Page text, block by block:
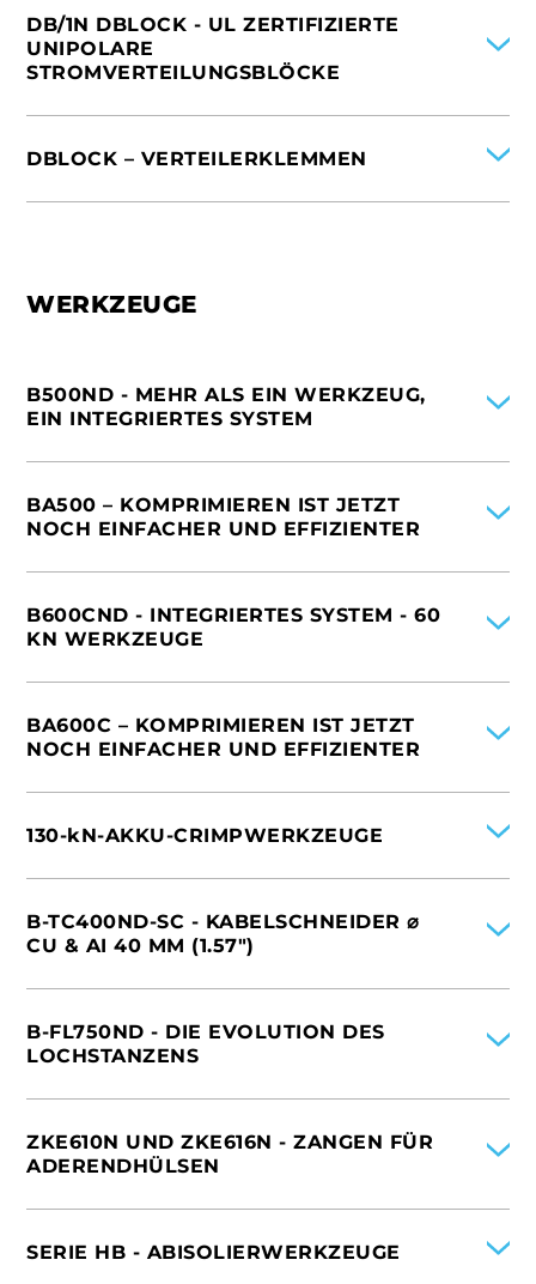
ITALIEN
SPANIEN
DEUTSCHLAND
FRANKREICH
CHINA
DB/1N DBLOCK - UL ZERTIFIZIERTE
UNIPOLARE
STROMVERTEILUNGSBLÖCKE
INTERNATIONAL
ITALIEN
SPANIEN
DEUTSCHLAND
DBLOCK – VERTEILERKLEMMEN
INTERNATIONAL
FRANKREICH
WERKZEUGE
B500ND - MEHR ALS EIN WERKZEUG,
EIN INTEGRIERTES SYSTEM
INTERNATIONAL
ITALIEN
VEREINIGTE STAATEN VON AMERIKA
BA500 – KOMPRIMIEREN IST JETZT
NOCH EINFACHER UND EFFIZIENTER
INTERNATIONAL
ITALIEN
SPANIEN
FRANKREICH
NIEDERLANDE
CHINA
B600CND - INTEGRIERTES SYSTEM - 60
KN WERKZEUGE
INTERNATIONAL
DEUTSCHLAND
FRANKREICH
NIEDERLANDE
BA600C – KOMPRIMIEREN IST JETZT
NOCH EINFACHER UND EFFIZIENTER
INTERNATIONAL
ITALIEN
FRANKREICH
VEREINIGTE STAATEN VON AMERIKA
130-kN-AKKU-CRIMPWERKZEUGE
INTERNATIONAL
ITALIEN
DEUTSCHLAND
FRANKREICH
VEREINIGTE STAATEN VON AMERIKA
B-TC400ND-SC - KABELSCHNEIDER ⌀
CU & AI 40 MM (1.57″)
INTERNATIONAL
ITALIEN
SPANIEN
DEUTSCHLAND
FRANKREICH
B-FL750ND - DIE EVOLUTION DES
LOCHSTANZENS
INTERNATIONAL
ITALIEN
SPANIEN
FRANKREICH
VEREINIGTE STAATEN VON AMERIKA
ZKE610N UND ZKE616N - ZANGEN FÜR
ADERENDHÜLSEN
INTERNATIONAL
ITALIEN
SPANIEN
SERIE HB - ABISOLIERWERKZEUGE